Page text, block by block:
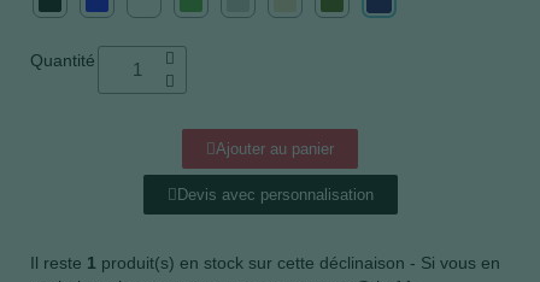
Quantité
Ajouter au panier
Devis avec personnalisation
Il reste 1 produit(s) en stock sur cette déclinaison - Si vous en